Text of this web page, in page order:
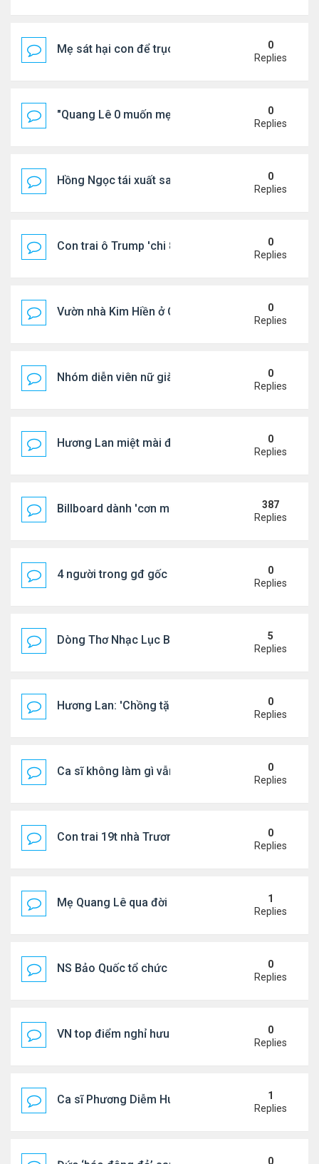
Mẹ sát hại con để trục lợi bảo hiểm
0
Replies
"Quang Lê 0 muốn mẹ thua kém người khác"
0
Replies
Hồng Ngọc tái xuất sau nhiều năm ở ẩn
0
Replies
Con trai ô Trump 'chi 8.5 triệu để xóa ràng buộc
0
Replies
Vườn nhà Kim Hiền ở California
0
Replies
Nhóm diễn viên nữ giàu nhất thế giới
0
Replies
Hương Lan miệt mài đi hát ở tuổi 70
0
Replies
Billboard dành 'cơn mưa' lời khen BTS
387
Replies
4 người trong gđ gốc Việt thiệt mạng vì tai nạn xe
0
Replies
Dòng Thơ Nhạc Lục Bát Trích Đoạn - Gõ Google:
5
Replies
Hương Lan: 'Chồng tặng tôi khu vườn tình yêu'
0
Replies
Ca sĩ không làm gì vẫn kiếm được 400 triệu đồng/
0
Replies
Con trai 19t nhà Trương Bá Chi - Tạ Đình Phong
0
Replies
Mẹ Quang Lê qua đời sau 2 năm đột quỵ. 1
Replies
NS Bảo Quốc tổ chức sn cho bà xã
0
Replies
VN top điểm nghỉ hưu lý tưởng cho người Mỹ
0
Replies
Ca sĩ Phương Diễm Huyền bị khởi tố
1
Replies
0